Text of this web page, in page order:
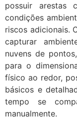
possuir arestas
condições
riscos adicionais.
capturar
nuvens de
para o
físico ao redor,
básicos e
tempo se
manualmente.